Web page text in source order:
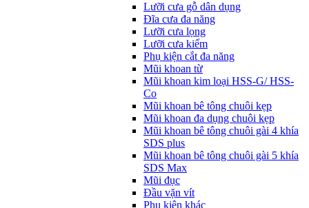
Lưỡi cưa gỗ dân dụng
Đĩa cưa đa năng
Lưỡi cưa lọng
Lưỡi cưa kiếm
Phụ kiện cắt đa năng
Mũi khoan từ
Mũi khoan kim loại HSS-G/ HSS-
Co
Mũi khoan bê tông chuôi kẹp
Mũi khoan đa dụng chuôi kẹp
Mũi khoan bê tông chuôi gài 4 khía
SDS plus
Mũi khoan bê tông chuôi gài 5 khía
SDS Max
Mũi đục
Đầu vặn vít
Phụ kiện khác